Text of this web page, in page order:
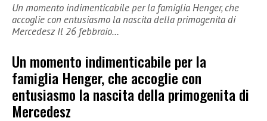
Un momento indimenticabile per la famiglia Henger, che
accoglie con entusiasmo la nascita della primogenita di
Mercedesz Il 26 febbraio…
Un momento indimenticabile per la
famiglia Henger, che accoglie con
entusiasmo la nascita della primogenita di
Mercedesz